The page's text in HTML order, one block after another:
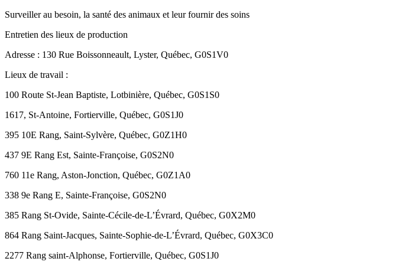
Surveiller au besoin, la santé des animaux et leur fournir des soins
Entretien des lieux de production
Adresse : 130 Rue Boissonneault, Lyster, Québec, G0S1V0
Lieux de travail :
100 Route St-Jean Baptiste, Lotbinière, Québec, G0S1S0
1617, St-Antoine, Fortierville, Québec, G0S1J0
395 10E Rang, Saint-Sylvère, Québec, G0Z1H0
437 9E Rang Est, Sainte-Françoise, G0S2N0
760 11e Rang, Aston-Jonction, Québec, G0Z1A0
338 9e Rang E, Sainte-Françoise, G0S2N0
385 Rang St-Ovide, Sainte-Cécile-de-L’Évrard, Québec, G0X2M0
864 Rang Saint-Jacques, Sainte-Sophie-de-L’Évrard, Québec, G0X3C0
2277 Rang saint-Alphonse, Fortierville, Québec, G0S1J0